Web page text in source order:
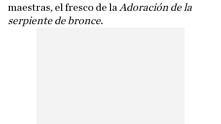
maestras, el fresco de la Adoración de la
serpiente de bronce.